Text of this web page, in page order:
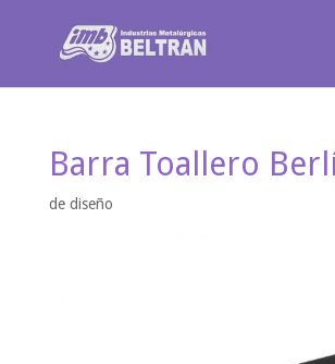
Barra Toallero
de diseño